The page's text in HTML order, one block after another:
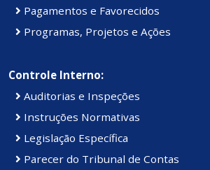
Pagamentos e Favorecidos
Programas, Projetos e Ações
Controle Interno:
Auditorias e Inspeções
Instruções Normativas
Legislação Específica
Parecer do Tribunal de Contas